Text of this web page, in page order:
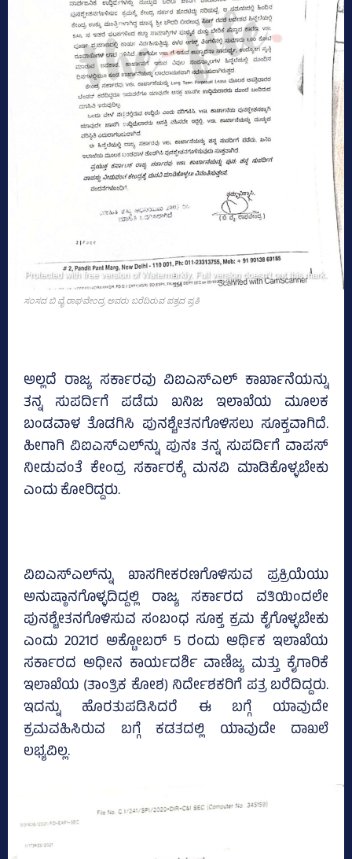
ಸಂಸದ ಬಿ ವೈ ರಾಘವೇಂದ್ರ ಅವರು ಬರೆದಿರುವ ಪತ್ರದ ಪ್ರತಿ
ಅಲ್ಲದೆ ರಾಜ್ಯ ಸರ್ಕಾರವು ವಿಐಎಸ್‌ಎಲ್‌ ಕಾರ್ಖಾನೆಯನ್ನು
ತನ್ನ ಸುಪರ್ದಿಗೆ ಪಡೆದು ಖನಿಜ ಇಲಾಖೆಯ ಮೂಲಕ
ಬಂಡವಾಳ ತೊಡಗಿಸಿ ಪುನಶ್ಚೇತನಗೊಳಿಸಲು ಸೂಕ್ತವಾಗಿದೆ.
ಹೀಗಾಗಿ ವಿಐಎಸ್‌ಎಲ್‌ನ್ನು ಪುನಃ ತನ್ನ ಸುಪರ್ದಿಗೆ ವಾಪಸ್‌
ನೀಡುವಂತೆ ಕೇಂದ್ರ ಸರ್ಕಾರಕ್ಕೆ ಮನವಿ ಮಾಡಿಕೊಳ್ಳಬೇಕು
ಎಂದು ಕೋರಿದ್ದರು.
ವಿಐಎಸ್‌ಎಲ್‌ನ್ನು ಖಾಸಗೀಕರಣಗೊಳಿಸುವ ಪ್ರಕ್ರಿಯೆಯು
ಅನುಷ್ಠಾನಗೊಳ್ಳದಿದ್ದಲ್ಲಿ ರಾಜ್ಯ ಸರ್ಕಾರದ ವತಿಯಿಂದಲೇ
ಪುನಶ್ಚೇತನಗೊಳಿಸುವ ಸಂಬಂಧ ಸೂಕ್ತ ಕ್ರಮ ಕೈಗೊಳ್ಳಬೇಕು
ಎಂದು 2021ರ ಅಕ್ಟೋಬರ್‌ 5 ರಂದು ಆರ್ಥಿಕ ಇಲಾಖೆಯ
ಸರ್ಕಾರದ ಅಧೀನ ಕಾರ್ಯದರ್ಶಿ ವಾಣಿಜ್ಯ ಮತ್ತು ಕೈಗಾರಿಕೆ
ಇಲಾಖೆಯ (ತಾಂತ್ರಿಕ ಕೋಶ) ನಿರ್ದೇಶಕರಿಗೆ ಪತ್ರ ಬರೆದಿದ್ದರು.
ಇದನ್ನು ಹೊರತುಪಡಿಸಿದರೆ ಈ ಬಗ್ಗೆ ಯಾವುದೇ
ಕ್ರಮವಹಿಸಿರುವ ಬಗ್ಗೆ ಕಡತದಲ್ಲಿ ಯಾವುದೇ ದಾಖಲೆ
ಲಭ್ಯವಿಲ್ಲ.